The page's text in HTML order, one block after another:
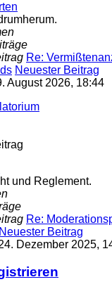
Re:
Neuester Beitrag
August 2026, 18:44
und Reglement.
Re:
Neuester Beitrag
Dezember 2025,